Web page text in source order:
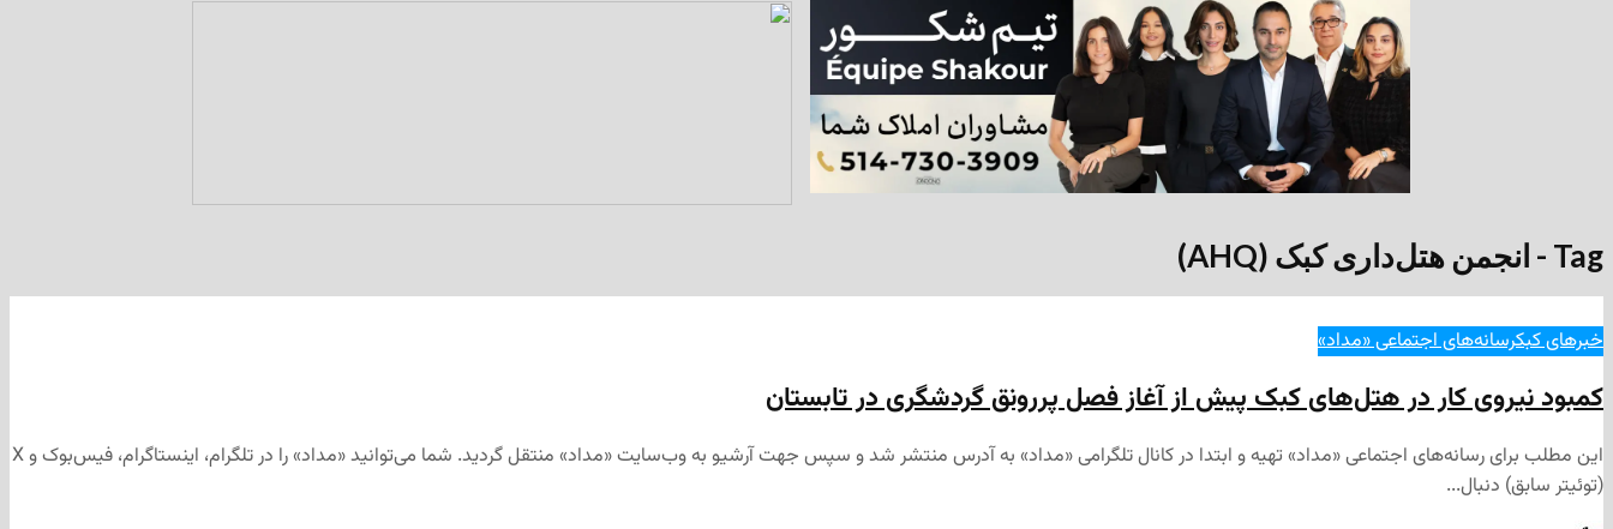
Tag - انجمن هتل‌داری کبک (AHQ)
خبرهای کبکرسانه‌های اجتماعی «مداد»
کمبود نیروی کار در هتل‌های کبک پیش از آغاز فصل پررونق گردشگری در تابستان
این مطلب برای رسانه‌های اجتماعی «مداد» تهیه و ابتدا در کانال تلگرامی «مداد» به آدرس منتشر شد و سپس جهت آرشیو به وب‌سایت «مداد» منتقل گردید. شما می‌توانید «مداد» را در تلگرام، اینستاگرام، فیس‌بوک و X
(توئیتر سابق) دنبال...